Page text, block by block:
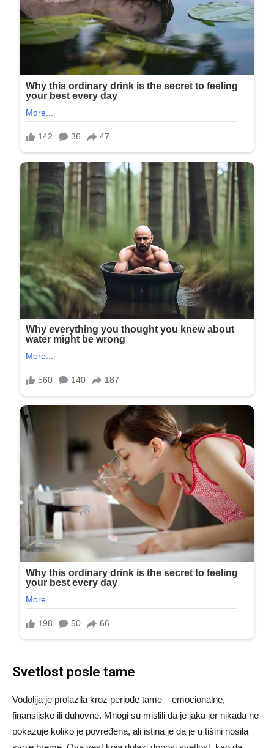
Svetlost posle tame
Vodolija je prolazila kroz periode tame – emocionalne,
finansijske ili duhovne. Mnogi su mislili da je jaka jer nikada ne
pokazuje koliko je povređena, ali istina je da je u tišini nosila